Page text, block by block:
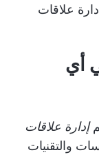
علاقات
أي
إدارة علاقات
والتقنيات